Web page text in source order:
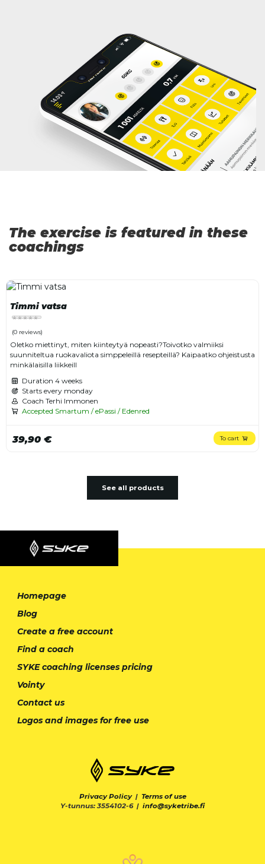
The exercise is featured in these
coachings
Timmi vatsa
(0 reviews)
Oletko miettinyt, miten kiinteytyä nopeasti?Toivotko valmiiksi
suunniteltua ruokavaliota simppeleillä resepteillä? Kaipaatko ohjeistusta
minkälaisilla liikkeill
Duration 4 weeks
Starts every monday
Coach Terhi Immonen
Accepted Smartum / ePassi / Edenred
39,90 € To cart
See all products
Homepage
Blog
Create a free account
Find a coach
SYKE coaching licenses pricing
Vointy
Contact us
Logos and images for free use
Privacy Policy| Terms of use
Y-tunnus: 3554102-6 | info@syketribe.fi